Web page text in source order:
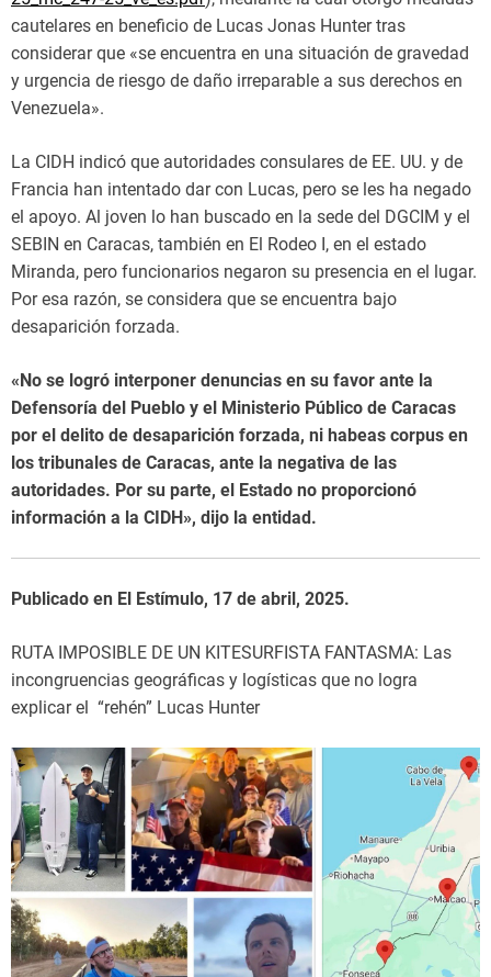
cautelares en beneficio de Lucas Jonas Hunter tras
considerar que «se encuentra en una situación de gravedad
y urgencia de riesgo de daño irreparable a sus derechos en
Venezuela».
La CIDH indicó que autoridades consulares de EE. UU. y de
Francia han intentado dar con Lucas, pero se les ha negado
el apoyo. Al joven lo han buscado en la sede del DGCIM y el
SEBIN en Caracas, también en El Rodeo I, en el estado
Miranda, pero funcionarios negaron su presencia en el lugar.
Por esa razón, se considera que se encuentra bajo
desaparición forzada.
«No se logró interponer denuncias en su favor ante la
Defensoría del Pueblo y el Ministerio Público de Caracas
por el delito de desaparición forzada, ni habeas corpus en
los tribunales de Caracas, ante la negativa de las
autoridades. Por su parte, el Estado no proporcionó
información a la CIDH», dijo la entidad.
Publicado en El Estímulo, 17 de abril, 2025.
RUTA IMPOSIBLE DE UN KITESURFISTA FANTASMA: Las
incongruencias geográficas y logísticas que no logra
explicar el “rehén” Lucas Hunter